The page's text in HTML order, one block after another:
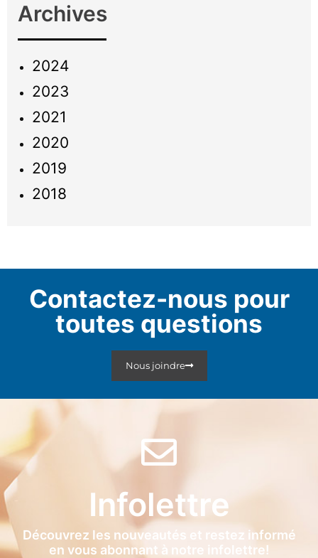
Archives
2024
2023
2021
2020
2019
2018
Contactez-nous pour
toutes questions
Nous joindre
Infolettre
Découvrez les nouveautés et restez informé
en vous abonnant à notre infolettre!